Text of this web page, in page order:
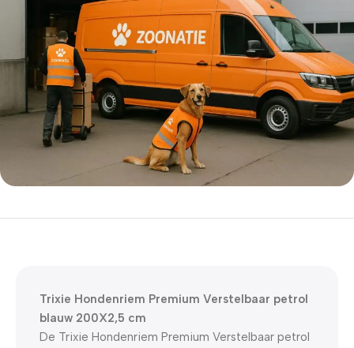
5% korting met code
Trixie Hondenriem Premium Verstelbaar petrol
blauw 200X2,5 cm
De Trixie Hondenriem Premium Verstelbaar petrol